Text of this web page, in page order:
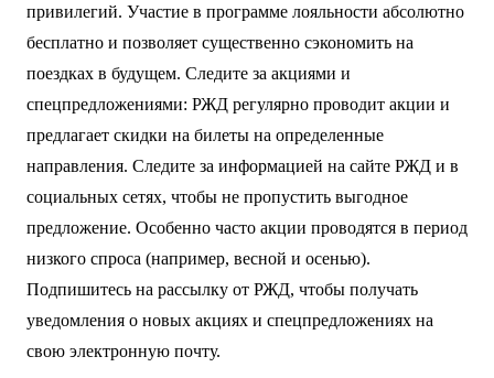
привилегий. Участие в программе лояльности абсолютно
бесплатно и позволяет существенно сэкономить на
поездках в будущем. Следите за акциями и
спецпредложениями: РЖД регулярно проводит акции и
предлагает скидки на билеты на определенные
направления. Следите за информацией на сайте РЖД и в
социальных сетях, чтобы не пропустить выгодное
предложение. Особенно часто акции проводятся в период
низкого спроса (например, весной и осенью).
Подпишитесь на рассылку от РЖД, чтобы получать
уведомления о новых акциях и спецпредложениях на
свою электронную почту.